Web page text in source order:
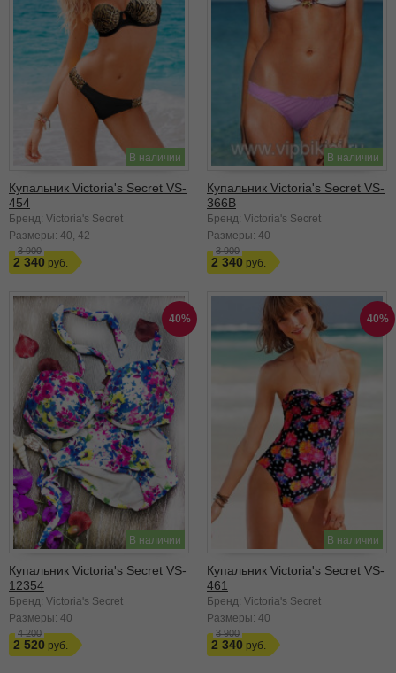
В наличии
Купальник Victoria's Secret VS-
454
Бренд: Victoria's Secret
Размеры: 40 42
3 900
2 340
В наличии
Купальник Victoria's Secret VS-
366B
Бренд: Victoria's Secret
Размеры: 40
3 900
2 340
40%
В наличии
Купальник Victoria's Secret VS-
12354
Бренд: Victoria's Secret
Размеры: 40
4 200
2 520
40%
В наличии
Купальник Victoria's Secret VS-
461
Бренд: Victoria's Secret
Размеры: 40
3 900
2 340